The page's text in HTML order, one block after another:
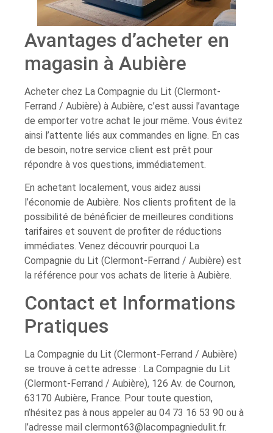
Avantages d’acheter en
magasin à Aubière
Acheter chez La Compagnie du Lit (Clermont-
Ferrand / Aubière) à Aubière, c’est aussi l’avantage
de emporter votre achat le jour même. Vous évitez
ainsi l’attente liés aux commandes en ligne. En cas
de besoin, notre service client est prêt pour
répondre à vos questions, immédiatement.
En achetant localement, vous aidez aussi
l’économie de Aubière. Nos clients profitent de la
possibilité de bénéficier de meilleures conditions
tarifaires et souvent de profiter de réductions
immédiates. Venez découvrir pourquoi La
Compagnie du Lit (Clermont-Ferrand / Aubière) est
la référence pour vos achats de literie à Aubière.
Contact et Informations
Pratiques
La Compagnie du Lit (Clermont-Ferrand / Aubière)
se trouve à cette adresse : La Compagnie du Lit
(Clermont-Ferrand / Aubière), 126 Av. de Cournon,
63170 Aubière, France. Pour toute question,
n’hésitez pas à nous appeler au 04 73 16 53 90 ou à
l’adresse mail clermont63@lacompagniedulit.fr.